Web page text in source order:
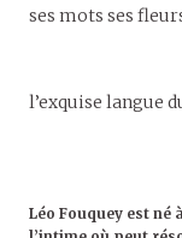
ses mots ses
l’exquise langue
Léo Fouquey est né